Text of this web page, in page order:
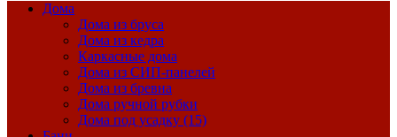
Дома
Дома из бруса
Дома из кедра
Каркасные дома
Дома из СИП-панелей
Дома из бревна
Дома ручной рубки
Дома под усадку (15)